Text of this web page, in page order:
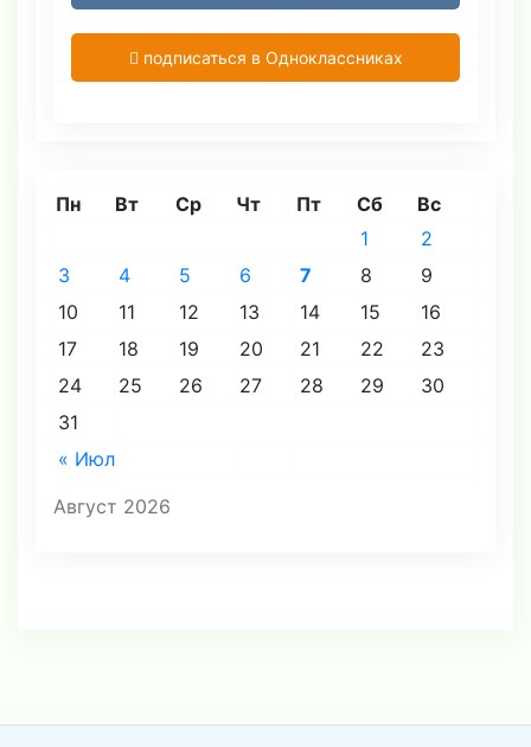
подписаться в Одноклассниках
Август 2026
Пн Вт Ср Чт Пт Сб Вс
« Июл
1
2
3
4 5 6 7 8
9
10
11 12 13 14 15
16
17
18 19 20 21 22
23
24
25 26 27 28 29
30
31